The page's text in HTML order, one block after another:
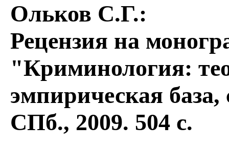
Ольков С.Г.:
Рецензия на
"Криминология:
эмпирическая
СПб., 2009. 504 с.